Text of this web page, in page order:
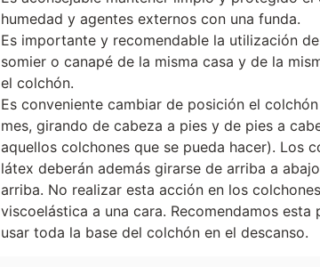
humedad y agentes externos con una funda.
Es importante y recomendable la utilización
somier o canapé de la misma casa y de la
el colchón.
Es conveniente cambiar de posición el
mes, girando de cabeza a pies y de pies a
aquellos colchones que se pueda hacer). Los
látex deberán además girarse de arriba a
arriba. No realizar esta acción en los
viscoelástica a una cara. Recomendamos esta
usar toda la base del colchón en el descanso.